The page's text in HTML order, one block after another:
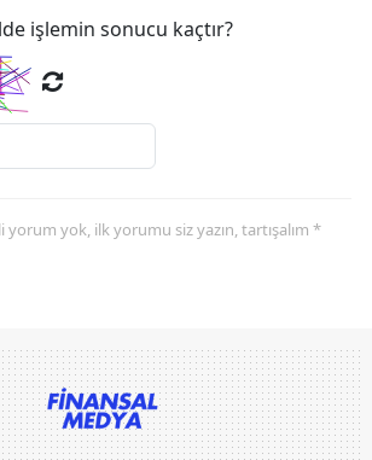
işlemin sonucu kaçtır?
yorum yok, ilk yorumu siz yazın, tartışalım *